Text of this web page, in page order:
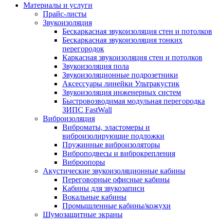
Материалы и услуги
Прайс-листы
Звукоизоляция
Бескаркасная звукоизоляция стен и потолков
Бескаркасная звукоизоляция тонких
перегородок
Каркасная звукоизоляция стен и потолков
Звукоизоляция пола
Звукоизоляционные подрозетники
Аксессуары линейки Ультракустик
Звукоизоляция инженерных систем
Быстровозводимая модульная перегородка
ЗИПС FastWall
Виброизоляция
Виброматы, эластомеры и
виброизолирующие подложки
Пружинные виброизоляторы
Виброподвесы и виброкрепления
Виброопоры
Акустические звукоизоляционные кабины
Переговорные офисные кабины
Кабины для звукозаписи
Вокальные кабины
Промышленные кабины/кожухи
Шумозащитные экраны